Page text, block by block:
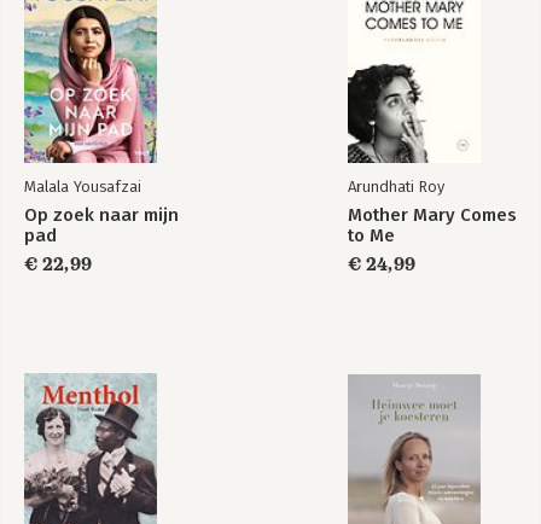
Malala Yousafzai
Op zoek naar mijn
pad
€ 22,99
Arundhati Roy
Mother Mary Comes
to Me
€ 24,99